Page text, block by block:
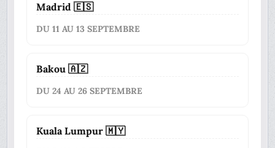
Madrid 🇪🇸
DU 11 AU 13 SEPTEMBRE
Bakou 🇦🇿
DU 24 AU 26 SEPTEMBRE
Kuala Lumpur 🇲🇾